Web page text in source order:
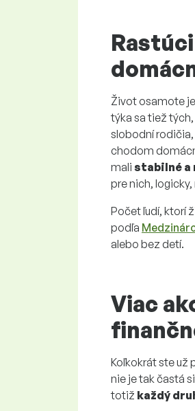
Život osamote
týka sa tiež
slobodní rodičia,
chodom
mali stabilné a
pre nich,
Počet ľudí, ktorí
podľa
alebo bez detí.
Viac
Koľkokrát ste už
nie je tak častá
totiž každý